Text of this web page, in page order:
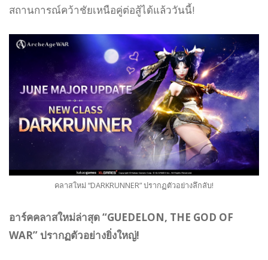
สถานการณ์คว้าชัยเหนือคู่ต่อสู้ได้แล้ววันนี้!
คลาสใหม่ “DARKRUNNER” ปรากฏตัวอย่างลึกลับ!
อาร์คคลาสใหม่ล่าสุด “GUEDELON, THE GOD OF
WAR” ปรากฏตัวอย่างยิ่งใหญ่!